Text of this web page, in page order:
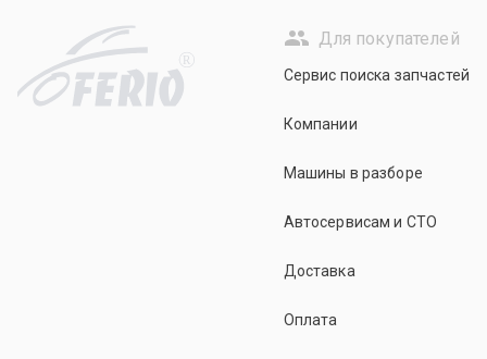
R
Для покупателей
Сервис поиска запчастей
Компании
Машины в разборе
Автосервисам и СТО
Доставка
Оплата